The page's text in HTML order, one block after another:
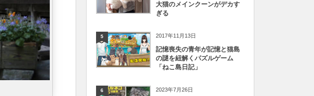
大猫のメインクーンがデカす
ぎる
5 2017年11月13日
記憶喪失の青年が記憶と猫島
の謎を紐解くパズルゲーム
「ねこ島日記」
6 2023年7月26日